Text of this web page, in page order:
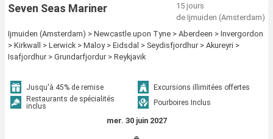
Seven Seas Mariner
15 jours
de Ijmuiden (Amsterdam)
Ijmuiden (Amsterdam) > Newcastle upon Tyne > Aberdeen > Invergordon
> Kirkwall > Lerwick > Maloy > Eidsdal > Seydisfjordhur > Akureyri >
Isafjordhur > Grundarfjordur > Reykjavik
Jusqu'à 45% de remise
Excursions illimitées offertes
Restaurants de spécialités
inclus
Pourboires Inclus
mer. 30 juin 2027